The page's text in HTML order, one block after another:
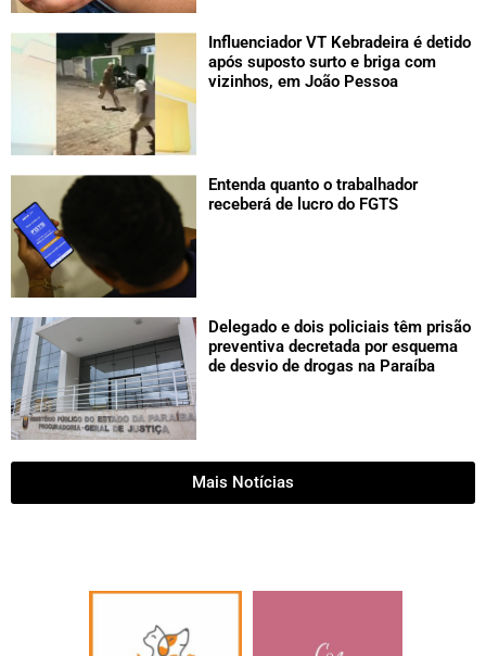
Influenciador VT Kebradeira é detido
após suposto surto e briga com
vizinhos, em João Pessoa
Entenda quanto o trabalhador
receberá de lucro do FGTS
Delegado e dois policiais têm prisão
preventiva decretada por esquema
de desvio de drogas na Paraíba
Mais Notícias